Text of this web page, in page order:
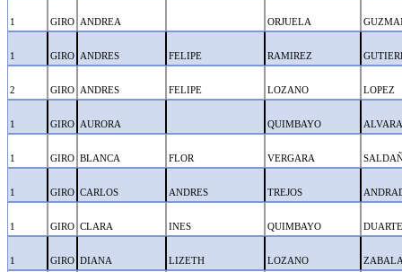
1 GIRO ANDREA ORJUELA
1 GIRO ANDRES FELIPE RAMIREZ
2 GIRO ANDRES FELIPE LOZANO LOPEZ
1 GIRO AURORA QUIMBAYO
1 GIRO BLANCA FLOR VERGARA
1 GIRO CARLOS ANDRES TREJOS
1 GIRO CLARA INES QUIMBAYO DUARTE
1 GIRO DIANA LIZETH LOZANO